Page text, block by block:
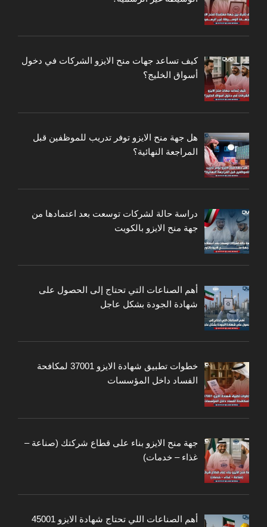
كيف تساعد جهات منح الايزو الشركات في دخول
أسواق الخليج؟
هل جهة منح الايزو توفر تدريب للموظفين قبل
المراجعة النهائية؟
دراسة حالة لشركات توسعت بعد اعتمادها من
جهة منح الايزو بالكويت
أهم الصناعات التي تحتاج إلى الحصول على
شهادة الجودة بشكل عاجل
خطوات تطبيق شهادة الايزو 37001 لمكافحة
الفساد داخل المؤسسات
جهة منح الايزو بناء على قطاع شركتك (صناعة –
غذاء – خدمات)
أهم الصناعات اللي تحتاج شهادة الايزو 45001